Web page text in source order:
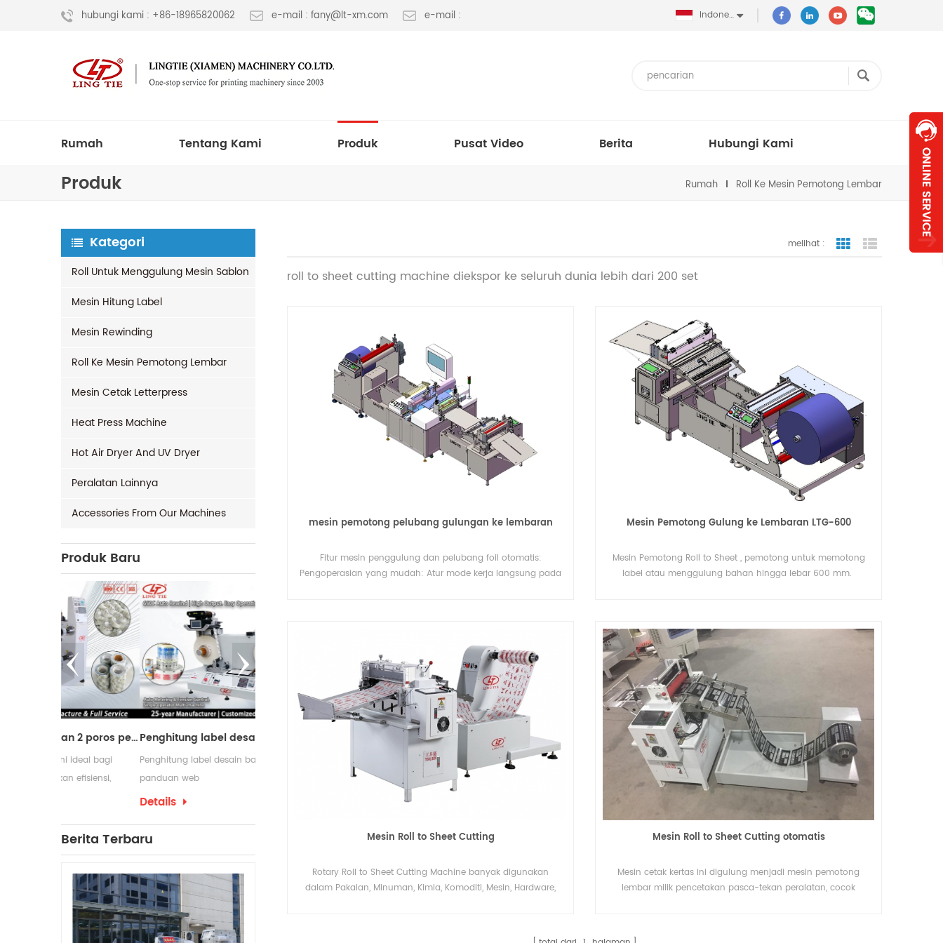
hubungi kami : +86-18965820062 e-mail : fany@lt-xm.com e-mail : Indonesia
Rumah Tentang Kami Produk Pusat Video Berita Hubungi Kami
Produk Rumah Roll Ke Mesin Pemotong Lembar
Kategori
Roll Untuk Menggulung Mesin Sablon
Mesin Hitung Label
Mesin Rewinding
Roll Ke Mesin Pemotong Lembar
Mesin Cetak Letterpress
Heat Press Machine
Hot Air Dryer And UV Dryer
Peralatan Lainnya
Accessories From Our Machines
Produk Baru
Mesin pemotong dengan 2 poros penggulung ulang Penghitung label desain baru dengan panduan web
Penghitung label desain baru dengan
panduan web
Mesin penggulung label umumnya
digunakan dalam industri yang
membutuhkan proses pelabelan dan
yang seringkali membutuhkan mesin
produksinya.
Mesin cetak UV roll to roll
Mesin sablon sutra roll to roll otomatis
terutama mencakup pengumpan, stasiun
opsi. Untuk pencetakan label perpindahan
jalur pencetakan.
Mesin pemotong dengan 2 poros penggulung ulang
Mesin pemotong rewinder ini ideal bagi
produsen yang menginginkan efisiensi,
presisi, dan otomatisasi dalam proses
Berita Terbaru
melihat : tampilan bergaris
tampilan
roll to sheet cutting machine diekspor ke seluruh dunia lebih dari 200 set
mesin pemotong pelubang gulungan ke lembaran
Fitur mesin penggulung dan pelubang foil otomatis:
Pengoperasian yang mudah: Atur mode kerja langsung pada
setelah gambar ditemukan, kamera dapat membuat lubang
pada posisi gambar. Fungsionalitas canggih: Gambar sampel
dapat disimpan dan diakses langsung melalui sistem
komputer, memungkinkan peningkatan perangkat lunak
secara real-time. Jaminan kualitas: Komponen utama seperti
katup pengatur tekanan, silinder, katup solenoid, dan
pemandu linier diimpor untuk memastikan umur panjangnya.
Tingkat pengenalan tinggi: Sumber cahaya khusus dapat
secara otomatis mengidentifikasi pola lubang posisi pada
bahan yang sangat reflektif dan sangat buram, dan dapat
mengimbangi gambar yang tidak lengkap. Sistem mesin
dalam jangkauan kamera yang terlihat melalui komputer.
transmisi dan pelubangan dengan komponen pneumatik. Ini
memenuhi persyaratan pelanggan akan kecepatan pukulan
Mesin Pemotong Gulung ke Lembaran LTG-600
Mesin Pemotong Roll to Sheet , pemotong untuk memotong
label atau menggulung bahan hingga lebar 600 mm.
Mesin Roll to Sheet Cutting
Rotary Roll to Sheet Cutting Machine banyak digunakan
dalam Pakaian, Minuman, Kimia, Komoditi, Mesin, Hardware,
Mesin Roll to Sheet Cutting otomatis
Mesin cetak kertas ini digulung menjadi mesin pemotong
lembar milik pencetakan pasca-tekan peralatan, cocok